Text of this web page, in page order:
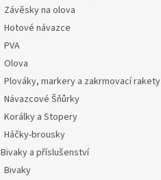
Závěsky na olova
Hotové návazce
PVA
Olova
Plováky, markery a zakrmovací rakety
Návazcové Šňůrky
Korálky a Stopery
Háčky-brousky
Bivaky a příslušenství
Bivaky